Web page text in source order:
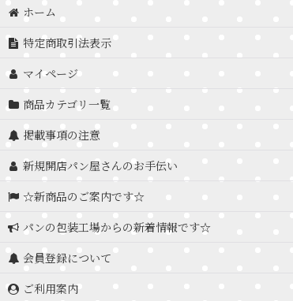
ホーム
特定商取引法表示
マイページ
商品カテゴリ一覧
掲載事項の注意
新規開店パン屋さんのお手伝い
☆新商品のご案内です☆
パンの包装工場からの新着情報です☆
会員登録について
ご利用案内